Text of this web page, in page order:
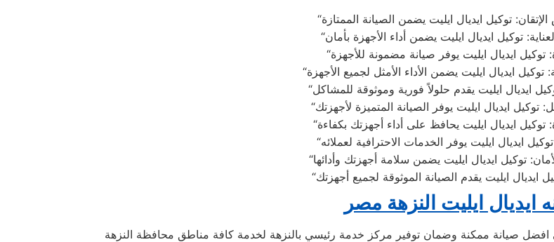
ايديال ايليت النزهة مصر
افضل صيانة ممكنة وضمان توفير مركز خدمة رئيسي بالنزهة لخدمة كافة مناطق محافظة النزهة